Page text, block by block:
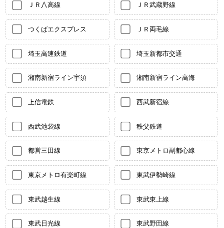
ＪＲ八高線 ＪＲ武蔵野線
つくばエクスプレス ＪＲ両毛線
埼玉高速鉄道 埼玉新都市交通
湘南新宿ライン宇須 湘南新宿ライン高海
上信電鉄 西武新宿線
西武池袋線 秩父鉄道
都営三田線 東京メトロ副都心線
東京メトロ有楽町線 東武伊勢崎線
東武越生線 東武東上線
東武日光線 東武野田線